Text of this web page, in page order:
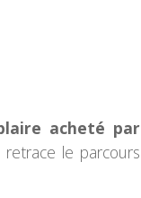
acheté par
le parcours